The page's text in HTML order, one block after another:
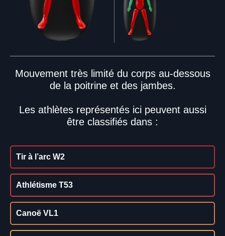
Mouvement très limité du corps au-dessous
de la poitrine et des jambes.
Les athlètes représentés ici peuvent aussi
être classifiés dans :
Tir à l’arc W2
Athlétisme T53
Canoë VL1